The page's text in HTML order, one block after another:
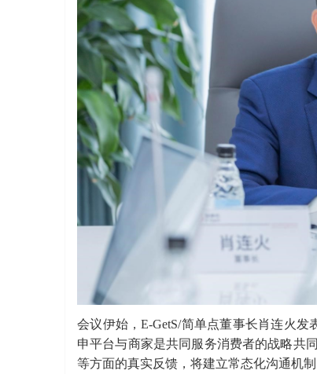
会议伊始，E-GetS/简单点董事长肖连火
申平台与商家是共同服务消费者的战略共
等方面的真实反馈，将建立常态化沟通机